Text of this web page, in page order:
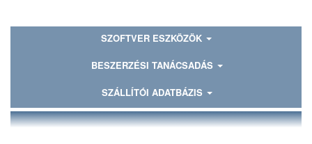
SZOFTVER ESZKÖZÖK
BESZERZÉSI TANÁCSADÁS
SZÁLLÍTÓI ADATBÁZIS